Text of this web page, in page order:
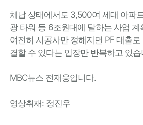
체납 상태에서도 3,500여 세대 아파
광 타워 등 6조원대에 달하는 사업
여전히 시공사만 정해지면 PF 대출
결할 수 있다는 입장만 반복하고 있습
MBC뉴스 전재웅입니다.
영상취재: 정진우